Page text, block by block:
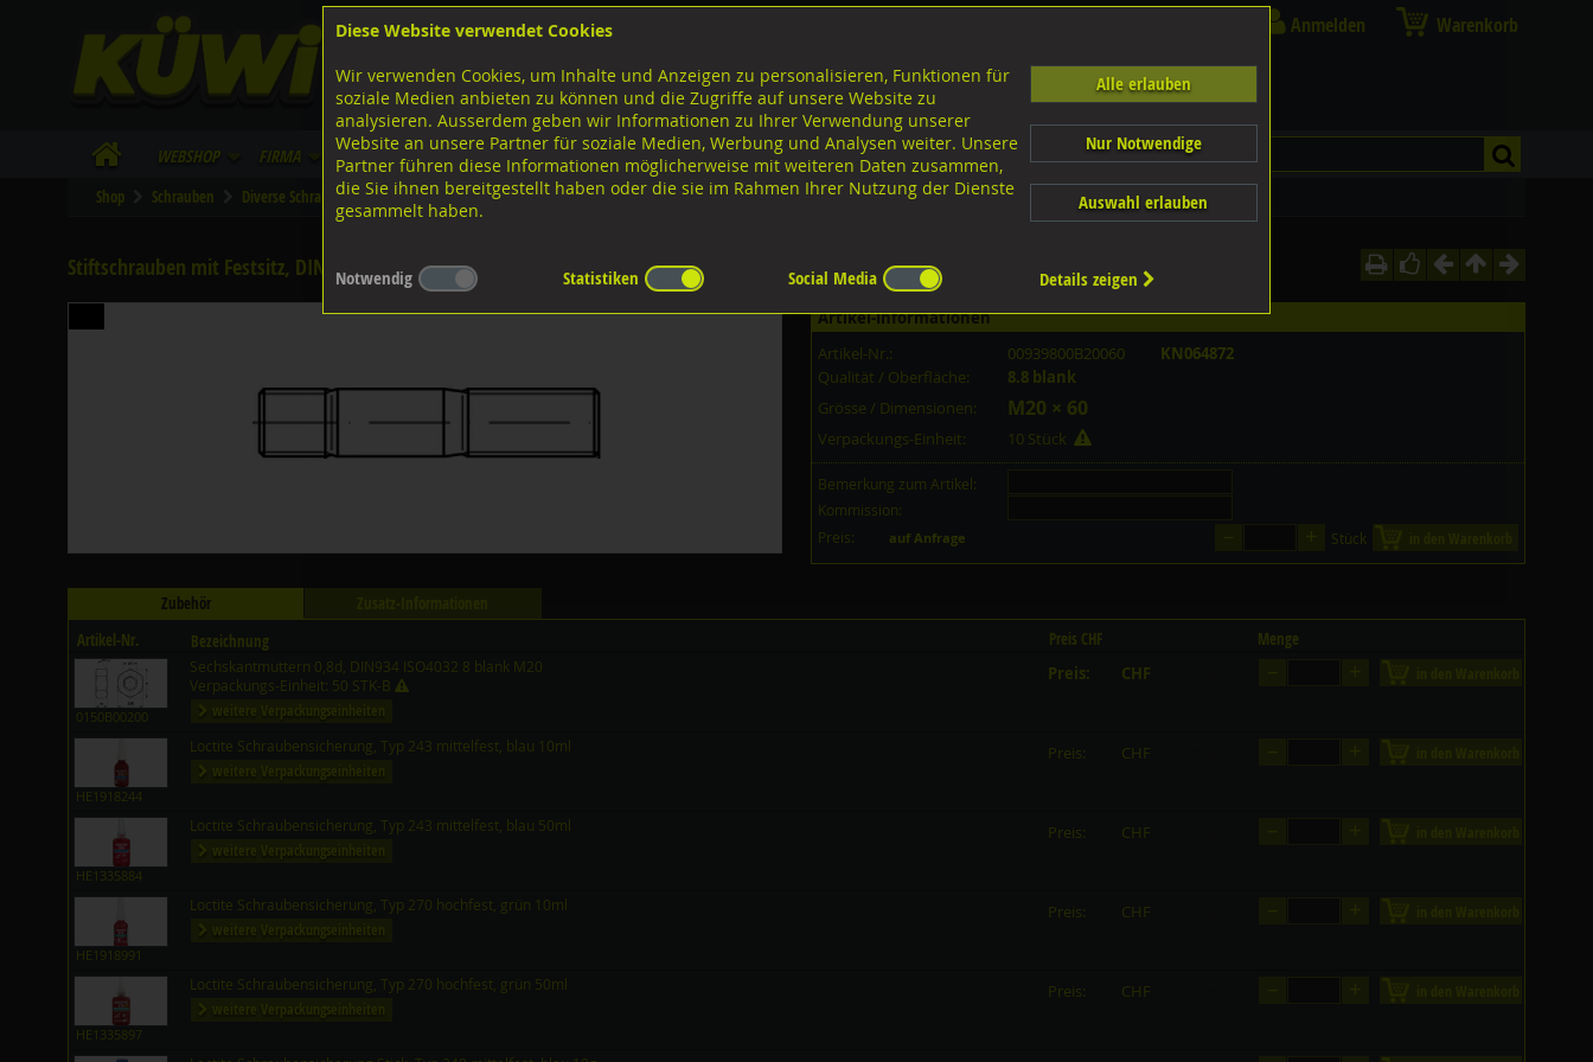
Lagerstrasse 8
Tel. 043 455 20 30
FB
IG
WebShop Firma Lieferinfo Infos/Downloads
Anmelden Warenkorb
Shop Schrauben Diverse Schrauben M-Gewinde Diverse Ausführungen M-Gewinde Stiftschrauben 1,25d 8.8 blank
Stiftschrauben mit Festsitz, DIN939 8.8 blank M20x60
Artikel-Informationen
Artikel-Nr.:
00939800B20060
KN064872
Qualität / Oberfläche:
8.8 blank
Grösse / Dimensionen:
M20 × 60
Verpackungs-Einheit: 10 Stück
Bemerkung zum Artikel:
Kommission:
Preis:
auf Anfrage Stück
Zubehör
Artikel-Nr.
Bezeichnung Preis CHF Menge
0150B00200
Sechskantmuttern 0,8d, DIN934 ISO4032 8 blank M20
Verpackungs-Einheit: 50 STK-B
weitere Verpackungseinheiten
Preis: CHF
HE1918244
Loctite Schraubensicherung, Typ 243 mittelfest, blau 10ml
weitere Verpackungseinheiten
Preis: CHF
HE1335884
Loctite Schraubensicherung, Typ 243 mittelfest, blau 50ml
weitere Verpackungseinheiten
Preis: CHF
HE1918991
Loctite Schraubensicherung, Typ 270 hochfest, grün 10ml
weitere Verpackungseinheiten
Preis: CHF
HE1335897
Loctite Schraubensicherung, Typ 270 hochfest, grün 50ml
weitere Verpackungseinheiten
Preis: CHF
Diese Website verwendet Cookies
Wir verwenden Cookies, um Inhalte und Anzeigen zu personalisieren, Funktionen für
soziale Medien anbieten zu können und die Zugriffe auf unsere Website zu
analysieren. Ausserdem geben wir Informationen zu Ihrer Verwendung unserer
Website an unsere Partner für soziale Medien, Werbung und Analysen weiter. Unsere
Partner führen diese Informationen möglicherweise mit weiteren Daten zusammen,
die Sie ihnen bereitgestellt haben oder die sie im Rahmen Ihrer Nutzung der Dienste
gesammelt haben.
Alle erlauben
Nur Notwendige
Auswahl erlauben
Notwendig Statistiken Social Media Details zeigen